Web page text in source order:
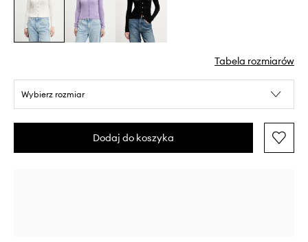
Tabela rozmiarów
Wybierz rozmiar
Dodaj do koszyka